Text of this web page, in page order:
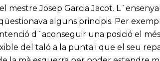
mestre Josep Garcia Jacot.
alguns principis. Per
d´aconseguir una posició el
del taló a la punta i que el seu